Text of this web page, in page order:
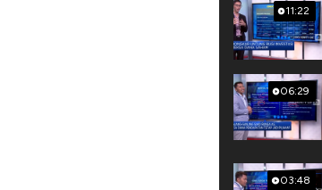
11:22
06:29
03:48